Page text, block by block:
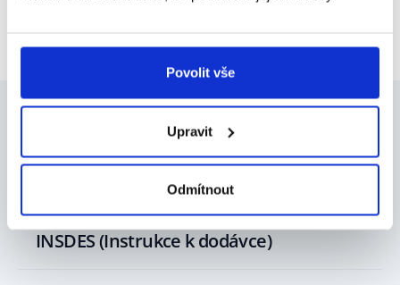
Povolit vše
Upravit
Odmítnout
Mohlo by vás zajímat
INSDES (Instrukce k dodávce)